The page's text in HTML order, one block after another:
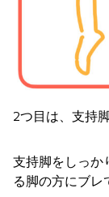
2つ目は、支持
支持脚をしっか
る脚の方にブレ